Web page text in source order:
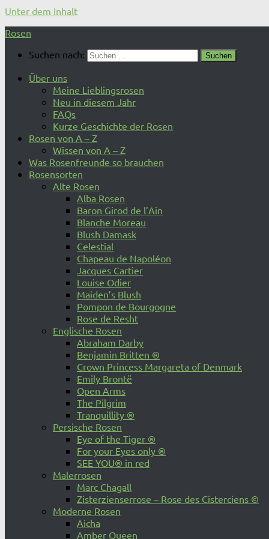
Unter dem Inhalt
Rosen
Suchen nach:
Über uns
Meine Lieblingsrosen
Neu in diesem Jahr
FAQs
Kurze Geschichte der Rosen
Rosen von A – Z
Wissen von A – Z
Was Rosenfreunde so brauchen
Rosensorten
Alte Rosen
Alba Rosen
Baron Girod de l’Ain
Blanche Moreau
Blush Damask
Celestial
Chapeau de Napoléon
Jacques Cartier
Louise Odier
Maiden’s Blush
Pompon de Bourgogne
Rose de Resht
Englische Rosen
Abraham Darby
Benjamin Britten ®
Crown Princess Margareta of Denmark
Emily Brontë
Open Arms
The Pilgrim
Tranquillity ®
Persische Rosen
Eye of the Tiger ®
For your Eyes only ®
SEE YOU® in red
Malerrosen
Marc Chagall
Zisterzienserrose – Rose des Cisterciens ©
Moderne Rosen
Aicha
Amber Queen